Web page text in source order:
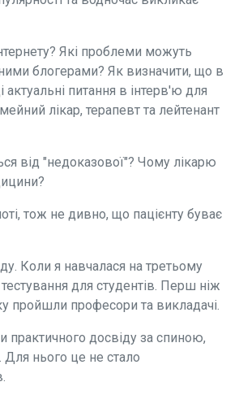
Які проблеми можуть
блогерами? Як визначити, що в
питання в інтерв'ю для
лікар, терапевт та лейтенант
від "недоказової"? Чому лікарю
тож не дивно, що пацієнту буває
Коли я навчалася на третьому
для студентів. Перш ніж
пройшли професори та викладачі.
практичного досвіду за спиною,
Для нього це не стало